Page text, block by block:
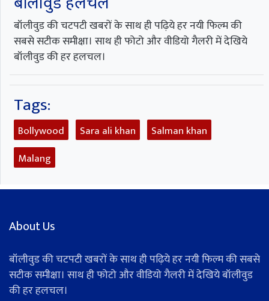
बॉलीवुड की चटपटी खबरों के साथ ही पढ़िये हर नयी फिल्म की
सबसे सटीक समीक्षा। साथ ही फोटो और वीडियो गैलरी में देखिये
बॉलीवुड की हर हलचल।
Tags:
Bollywood Sara ali khan
Salman khan
Malang
About Us
बॉलीवुड की चटपटी खबरों के साथ ही पढ़िये हर नयी फिल्म की सबसे
सटीक समीक्षा। साथ ही फोटो और वीडियो गैलरी में देखिये बॉलीवुड
की हर हलचल।